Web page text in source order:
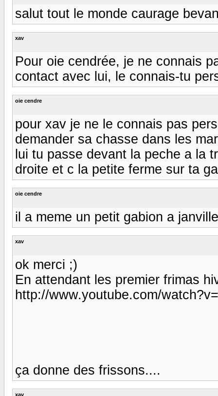
salut tout le monde caurage
xav
Pour oie cendrée, je ne connais
contact avec lui, le connais-tu
oie cendre
pour xav je ne le connais pas
demander sa chasse dans les
lui tu passe devant la peche a la
droite et c la petite ferme sur ta
oie cendre
il a meme un petit gabion a
xav
ok merci ;)
En attendant les premier frimas
http://www.youtube.com/
ça donne des frissons....
xav